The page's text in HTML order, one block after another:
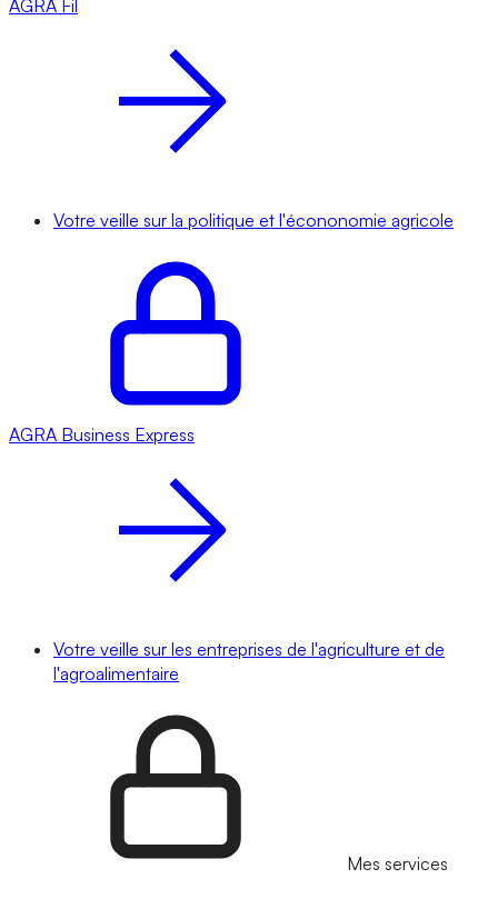
AGRA Fil
Votre veille sur la politique et l'écononomie agricole
AGRA Business Express
Votre veille sur les entreprises de l'agriculture et de
l'agroalimentaire
Mes services